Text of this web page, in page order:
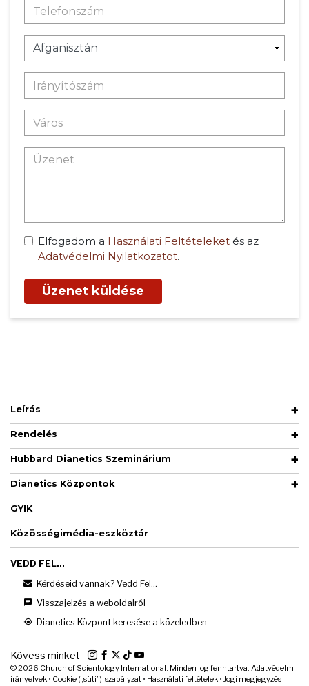
Elfogadom a Használati Feltételeket és az
Adatvédelmi Nyilatkozatot.
Üzenet küldése
Leírás
Rendelés
Hubbard Dianetics Szeminárium
Dianetics Központok
GYIK
Közösségimédia-eszköztár
VEDD FEL...
Kérdéseid vannak? Vedd Fel...
Visszajelzés a weboldalról
Dianetics Központ keresése a közeledben
Kövess minket
© 2026 Church of Scientology International. Minden jog fenntartva. Adatvédelmi
irányelvek • Cookie („süti”)-szabályzat • Használati feltételek • Jogi megjegyzés